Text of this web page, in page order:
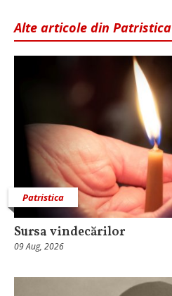
Alte articole din Patristica
Patristica
Sursa vindecărilor
09 Aug, 2026